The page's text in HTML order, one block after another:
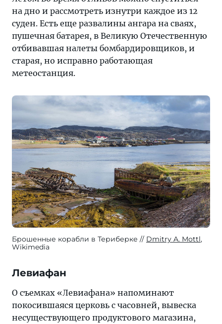
на дно и рассмотреть изнутри каждое из 12
суден. Есть еще развалины ангара на сваях,
пушечная батарея, в Великую Отечественную
отбивавшая налеты бомбардировщиков, и
старая, но исправно работающая
метеостанция.
Брошенные корабли в Териберке Dmitry A. Mottl,
Wikimedia
Левиафан
О съемках «Левиафана» напоминают
покосившаяся церковь с часовней, вывеска
несуществующего продуктового магазина,